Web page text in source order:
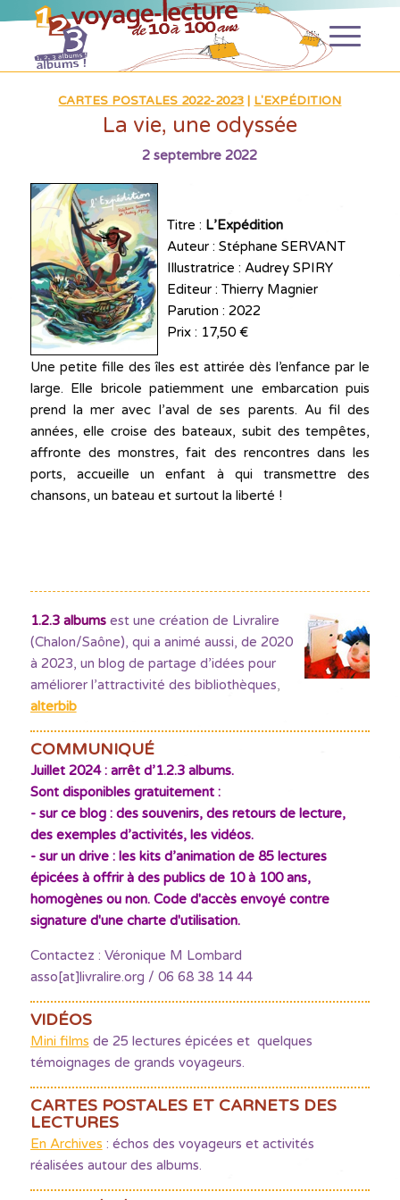
CARTES POSTALES 2022-2023 L'EXPÉDITION
La vie, une odyssée
2 septembre 2022
Titre : L’Expédition
Auteur : Stéphane SERVANT
Illustratrice : Audrey SPIRY
Editeur : Thierry Magnier
Parution : 2022
Prix : 17,50 €
Une petite fille des îles est attirée dès l’enfance par le
large. Elle bricole patiemment une embarcation puis
prend la mer avec l’aval de ses parents. Au fil des
années, elle croise des bateaux, subit des tempêtes,
affronte des monstres, fait des rencontres dans les
ports, accueille un enfant à qui transmettre des
chansons, un bateau et surtout la liberté !
1.2.3 albumsest une création de Livralire
(Chalon/Saône), qui a animé aussi, de 2020
à 2023, un blog de partage d’idées pour
améliorer l’attractivité des bibliothèques,
alterbib
COMMUNIQUÉ
Juillet 2024 : arrêt d’1.2.3 albums.
Sont disponibles gratuitement :
- sur ce blog : des souvenirs, des retours de lecture,
des exemples d’activités, les vidéos.
- sur un drive : les kits d’animation de 85 lectures
épicées à offrir à des publics de 10 à 100 ans,
homogènes ou non. Code d'accès envoyé contre
signature d'une charte d'utilisation.
Contactez : Véronique M Lombard
asso[at]livralire.org / 06 68 38 14 44
VIDÉOS
Mini films de 25 lectures épicées et quelques
témoignages de grands voyageurs.
CARTES POSTALES ET CARNETS DES
LECTURES
En Archives : échos des voyageurs et activités
réalisées autour des albums.